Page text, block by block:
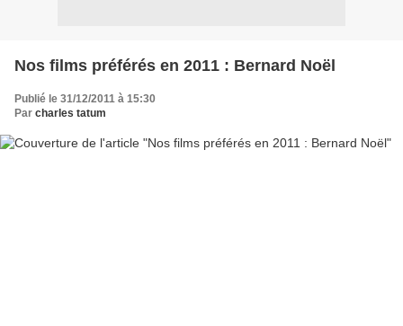
Nos films préférés en 2011 : Bernard Noël
Publié le 31/12/2011 à 15:30
Par charles tatum